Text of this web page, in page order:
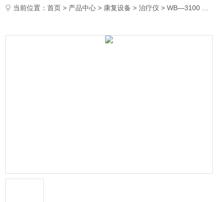
当前位置：首页 > 产品中心 > 康复设备 >治疗仪 > WB—3100 （AⅢ）微波治疗仪